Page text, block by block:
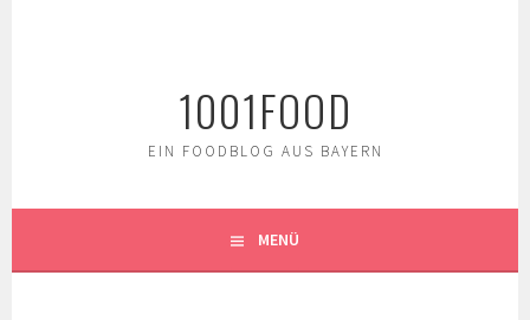
1001FOOD
EIN FOODBLOG AUS BAYERN
MENÜ